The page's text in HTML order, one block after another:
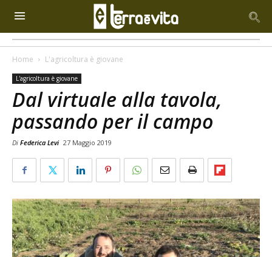
Home L'agricoltura è giovane
L'agricoltura è giovane
Dal virtuale alla tavola,
passando per il campo
Di Federica Levi 27 Maggio 2019